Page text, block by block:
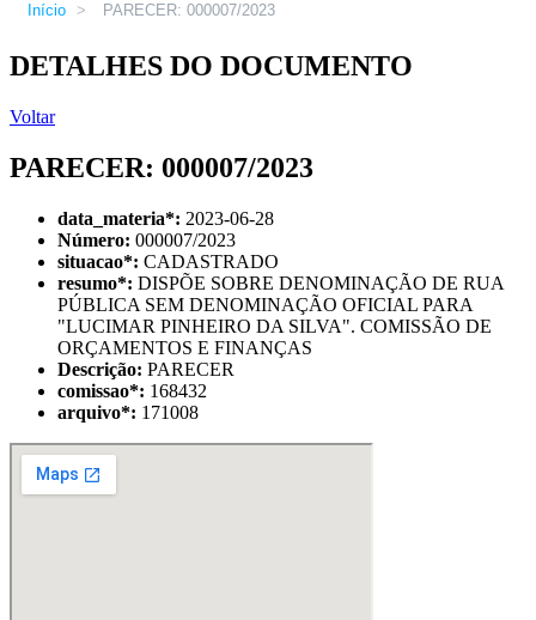
Início > PARECER: 000007/2023
DETALHES DO DOCUMENTO
Voltar
PARECER: 000007/2023
data_materia*: 2023-06-28
Número: 000007/2023
situacao*: CADASTRADO
resumo*: DISPÕE SOBRE DENOMINAÇÃO DE RUA
PÚBLICA SEM DENOMINAÇÃO OFICIAL PARA
"LUCIMAR PINHEIRO DA SILVA". COMISSÃO DE
ORÇAMENTOS E FINANÇAS
Descrição: PARECER
comissao*: 168432
arquivo*: 171008